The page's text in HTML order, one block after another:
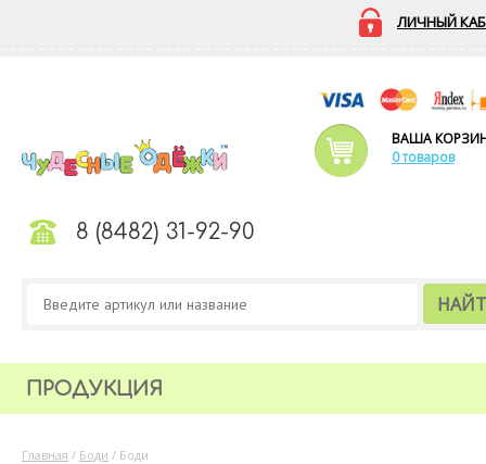
ЛИЧНЫЙ
8 (8482) 31-92-90
ВАША
0 товаров
ПРОДУКЦИЯ
Главная / Боди / Боди